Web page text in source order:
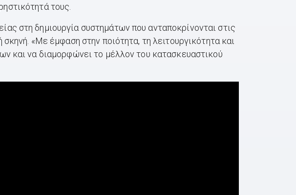
τους.
στη δημιουργία συστημάτων που ανταποκρίνονται στις
«Με έμφαση στην ποιότητα, τη λειτουργικότητα και
και να διαμορφώνει το μέλλον του κατασκευαστικού